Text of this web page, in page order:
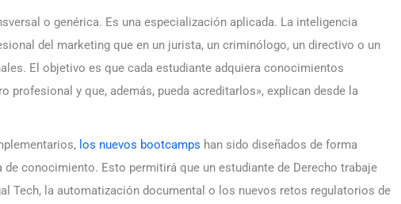
o genérica. Es una especialización aplicada. La inteligencia
del marketing que en un jurista, un criminólogo, un directivo o un
El objetivo es que cada estudiante adquiera conocimientos
profesional y que, además, pueda acreditarlos», explican desde la
los nuevos bootcamps han sido diseñados de forma
conocimiento. Esto permitirá que un estudiante de Derecho trabaje
Tech, la automatización documental o los nuevos retos regulatorios de